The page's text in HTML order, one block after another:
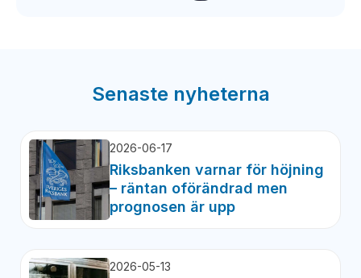
Senaste nyheterna
2026-06-17
Riksbanken varnar för höjning
– räntan oförändrad men
prognosen är upp
2026-05-13